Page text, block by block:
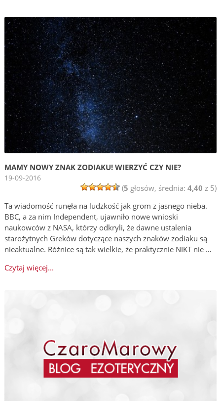
MAMY NOWY ZNAK ZODIAKU! WIERZYĆ CZY NIE?
19-09-2016
(5 głosów, średnia: 4,40 z 5)
Ta wiadomość runęła na ludzkość jak grom z jasnego nieba.
BBC, a za nim Independent, ujawniło nowe wnioski
naukowców z NASA, którzy odkryli, że dawne ustalenia
starożytnych Greków dotyczące naszych znaków zodiaku są
nieaktualne. Różnice są tak wielkie, że praktycznie NIKT nie …
Czytaj więcej...